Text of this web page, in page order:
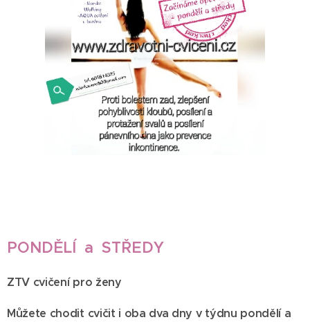
PONDĚLÍ a STŘEDY
ZTV cvičení pro ženy
Můžete chodit cvičit i oba dva dny v týdnu pondělí a